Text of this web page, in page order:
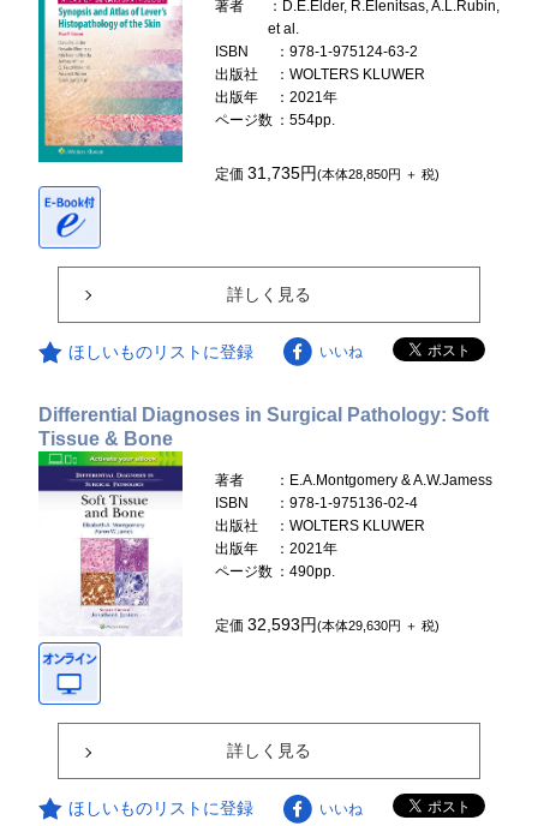
著者
：D.E.Elder, R.Elenitsas, A.L.Rubin,
et al.
ISBN
：978-1-975124-63-2
出版社
：WOLTERS KLUWER
出版年
：2021年
ページ数 ：554pp.
定価31,735円(本体28,850円 ＋ 税)
詳しく見る
ほしいものリストに登録 いいね
Differential Diagnoses in Surgical Pathology: Soft
Tissue & Bone
著者
：E.A.Montgomery & A.W.Jamess
ISBN
：978-1-975136-02-4
出版社
：WOLTERS KLUWER
出版年
：2021年
ページ数 ：490pp.
定価32,593円(本体29,630円 ＋ 税)
詳しく見る
ほしいものリストに登録 いいね